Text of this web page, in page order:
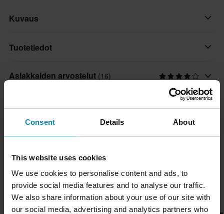
Consent Details About
This website uses cookies
We use cookies to personalise content and ads, to
provide social media features and to analyse our traffic.
We also share information about your use of our site with
our social media, advertising and analytics partners who
Kuvaus
Todella kestävät militarihenkiset housut sopivat sekä arkeen että
65% polyesteristä ja 35% puuvillasta.
- Lisätasku tarranauhakiinnityksellä molemmissa lahkeissa
- Vyölenkki
- Kurenauha nilkassa
Tuotetiedot
Väri
Materiaali
Tekstiili
Brandit
Tuotteen käyttäjä
Aikuinen
Asiakkaiden arvostelut (16)
Toimitus ja palautus
Nopeat toimitukset
Toimitamme päivittäin tilauksia kaikkialle Pohjoismaissa.
Teemme aina parhaamme varmistaaksemme, että vastaanotat
tuotteet mahdollisimman nopeasti!
Kysymyksiä tuotteesta
Kysy jotain
Suosikit tuotemerkiltä Brandit